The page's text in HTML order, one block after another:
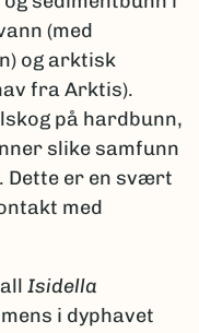
(med
og arktisk
fra Arktis).
på hardbunn,
slike samfunn
. Dette er en svært
med
Isidella
i dyphavet